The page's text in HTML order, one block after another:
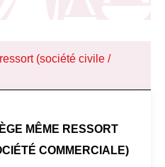
(société civile /
MÊME RESSORT
COMMERCIALE)